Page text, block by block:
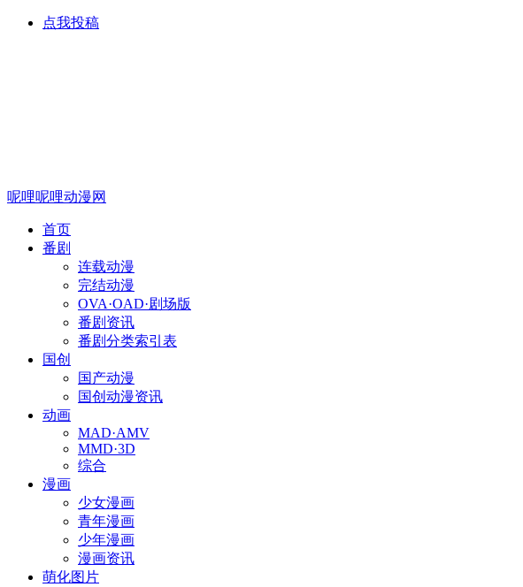
点我投稿
呢哩呢哩动漫网
首页
番剧
连载动漫
完结动漫
OVA·OAD·剧场版
番剧资讯
番剧分类索引表
国创
国产动漫
国创动漫资讯
动画
MAD·AMV
MMD·3D
综合
漫画
少女漫画
青年漫画
少年漫画
漫画资讯
萌化图片